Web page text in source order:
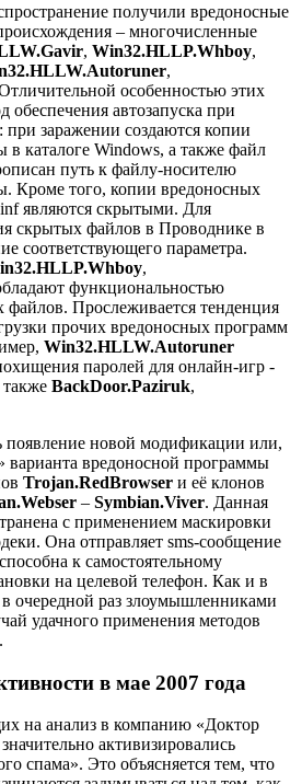
получили вредоносные
– многочисленные
, Win32.HLLP.Whboy,
,
особенностью этих
обеспечения автозапуска при
при заражении создаются копии
каталоге Windows, а также файл
путь к файлу-носителю
Кроме того, копии вредоносных
являются скрытыми. Для
скрытых файлов в Проводнике в
соответствующего параметра.
,
функциональностью
файлов. Прослеживается тенденция
прочих вредоносных программ
Win32.HLLW.Autoruner
паролей для онлайн-игр -
также BackDoor.Paziruk,
появление новой модификации или,
варианта вредоносной программы
Trojan.RedBrowser и её клонов
– Symbian.Viver. Данная
с применением маскировки
Она отправляет sms-сообщение
к самостоятельному
на целевой телефон. Как и в
в очередной раз злоумышленниками
удачного применения методов
в мае 2007 года
на анализ в компанию «Доктор
активизировались
спама». Это объясняется тем, что